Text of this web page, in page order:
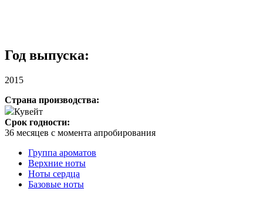
Год выпуска:
2015
Страна производства:
Кувейт
Срок годности:
36 месяцев с момента апробирования
Группа ароматов
Верхние ноты
Ноты сердца
Базовые ноты